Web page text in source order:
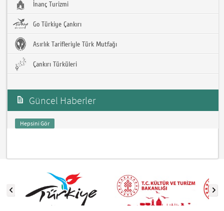
İnanç Turizmi
Go Türkiye Çankırı
Asırlık Tarifleriyle Türk Mutfağı
Çankırı Türküleri
Güncel Haberler
Hepsini Gör